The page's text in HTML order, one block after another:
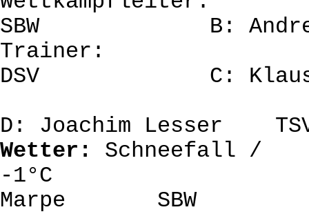
SBW B: Andreas
Trainer:
DSV C: Klaus
D: Joachim Lesser
Wetter: Schneefall /
-1°C
Marpe SBW